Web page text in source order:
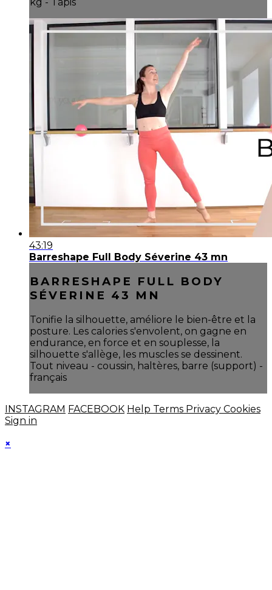
43:19
Barreshape Full Body Séverine 43 mn
BARRESHAPE FULL BODY
SÉVERINE 43 MN
Tonifie la silhouette, améliore le bien-être et la
posture. Les calories s'envolent, on gagne en
endurance, en force et en souplesse, la
silhouette s'allège, les muscles se dessinent.
Tout niveau - coussin, haltères, barre (support) -
français
INSTAGRAM FACEBOOK Help Terms Privacy Cookies
Sign in
×